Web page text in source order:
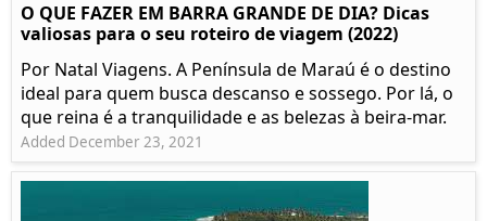
O QUE FAZER EM BARRA GRANDE DE DIA? Dicas
valiosas para o seu roteiro de viagem (2022)
Por Natal Viagens. A Península de Maraú é o destino
ideal para quem busca descanso e sossego. Por lá, o
que reina é a tranquilidade e as belezas à beira-mar.
Added December 23, 2021